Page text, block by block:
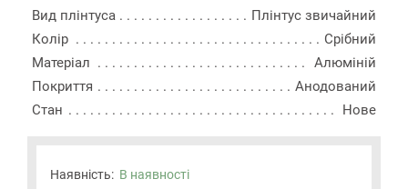
Вид плінтуса
Плінтус звичайний
Колір
Срібний
Матеріал
Алюміній
Покриття
Анодований
Стан
Нове
Наявність: В наявності